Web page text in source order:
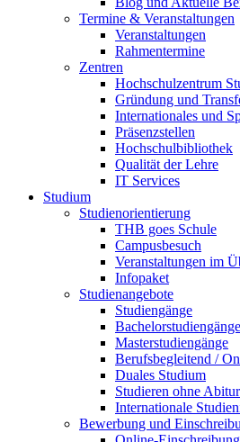
Termine & Veranstaltungen
Veranstaltungen
Rahmentermine
Zentren
Hochschulzentrum
Gründung und
Internationales und
Präsenzstellen
Hochschulbibliothek
Qualität der Lehre
IT Services
Studium
Studienorientierung
THB goes Schule
Campusbesuch
Veranstaltungen im
Infopaket
Studienangebote
Studiengänge
Bachelorstudiengänge
Masterstudiengänge
Berufsbegleitend /
Duales Studium
Studieren ohne Abitur
Internationale
Bewerbung und